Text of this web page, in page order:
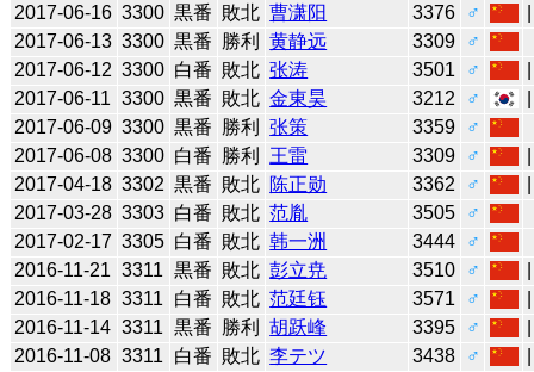
2017-06-16 3300 黒番 敗北 曹潇阳 3376 ♂
2017-06-13 3300 黒番 勝利 黄静远 3309
♂
2017-06-12 3300 白番 敗北 张涛 3501 ♂
2017-06-11 3300 黒番 敗北 金東昊 3212 ♂
2017-06-09 3300 黒番 勝利 张策 3359
♂
2017-06-08 3300 白番 勝利 王雷 3309 ♂
2017-04-18 3302 黒番 敗北 陈正勋 3362 ♂
2017-03-28 3303 白番 敗北 范胤 3505
♂
2017-02-17 3305 白番 敗北 韩一洲 3444
♂
2016-11-21 3311 黒番 敗北 彭立尭 3510 ♂
2016-11-18 3311 白番 敗北 范廷钰 3571 ♂
2016-11-14 3311 黒番 勝利 胡跃峰 3395 ♂
2016-11-08 3311 白番 敗北 李テツ 3438 ♂